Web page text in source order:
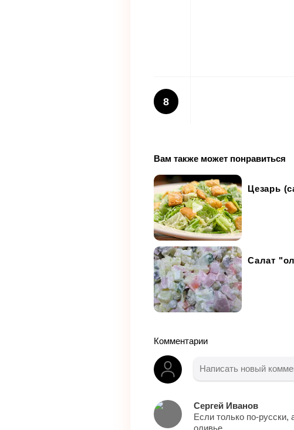
8
Вам также может понравиться
Цезарь
Салат
Комментарии
Сергей Иванов
Если только по-русски,
оливье